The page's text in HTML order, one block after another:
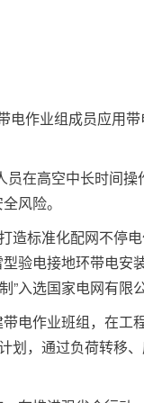
电作业组成员应用
在高空中长时间
风险。
造标准化配网不停
验电接地环带电
”入选国家电网有限
电作业班组，在
划，通过负荷转移